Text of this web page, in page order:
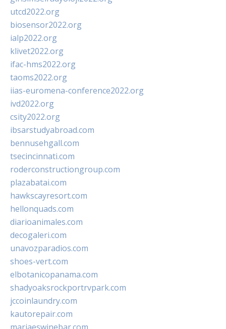
utcd2022.org
biosensor2022.org
ialp2022.org
klivet2022.org
ifac-hms2022.org
taoms2022.org
iias-euromena-conference2022.org
ivd2022.org
csity2022.org
ibsarstudyabroad.com
bennusehgall.com
tsecincinnati.com
roderconstructiongroup.com
plazabatai.com
hawkscayresort.com
hellonquads.com
diarioanimales.com
decogaleri.com
unavozparadios.com
shoes-vert.com
elbotanicopanama.com
shadyoaksrockportrvpark.com
jccoinlaundry.com
kautorepair.com